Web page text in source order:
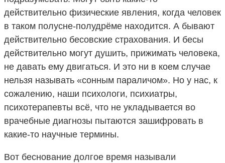
действительно физические явления, когда человек
в таком полусне-полудрёме находится. А бывают
действительно бесовские страхования. И бесы
действительно могут душить, прижимать человека,
не давать ему двигаться. И это ни в коем случае
нельзя называть «сонным параличом». Но у нас, к
сожалению, наши психологи, психиатры,
психотерапевты всё, что не укладывается во
врачебные диагнозы пытаются зашифровать в
какие-то научные термины.
Вот беснование долгое время называли